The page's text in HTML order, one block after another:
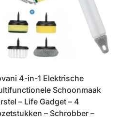
4-in-1 Elektrische
Schoonmaak
– Life Gadget – 4
– Schrobber –